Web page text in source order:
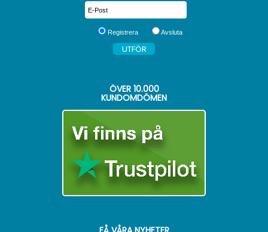
Registrera Avsluta
ÖVER 10.000
KUNDOMDÖMEN